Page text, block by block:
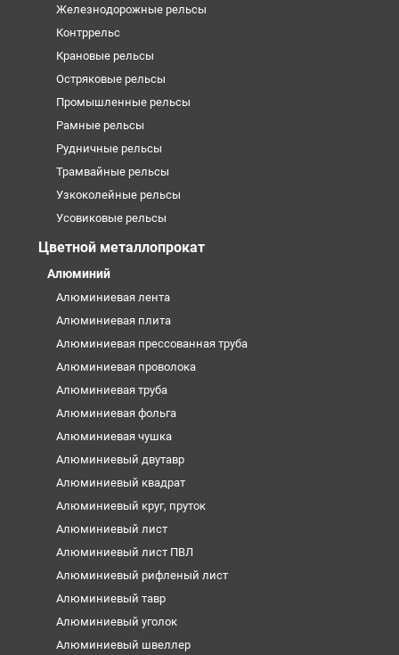
Железнодорожные рельсы
Контррельс
Крановые рельсы
Остряковые рельсы
Промышленные рельсы
Рамные рельсы
Рудничные рельсы
Трамвайные рельсы
Узкоколейные рельсы
Усовиковые рельсы
Цветной металлопрокат
Алюминий
Алюминиевая лента
Алюминиевая плита
Алюминиевая прессованная труба
Алюминиевая проволока
Алюминиевая труба
Алюминиевая фольга
Алюминиевая чушка
Алюминиевый двутавр
Алюминиевый квадрат
Алюминиевый круг, пруток
Алюминиевый лист
Алюминиевый лист ПВЛ
Алюминиевый рифленый лист
Алюминиевый тавр
Алюминиевый уголок
Алюминиевый швеллер